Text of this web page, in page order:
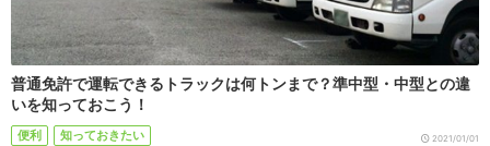
普通免許で運転できるトラックは何トンまで？準中型・中型との違
いを知っておこう！
便利 知っておきたい 2021/01/01